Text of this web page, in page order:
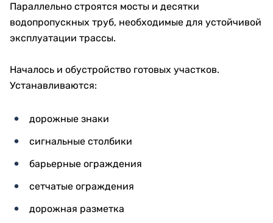
Параллельно строятся мосты и десятки
водопропускных труб, необходимые для устойчивой
эксплуатации трассы.
Началось и обустройство готовых участков.
Устанавливаются:
дорожные знаки
сигнальные столбики
барьерные ограждения
сетчатые ограждения
дорожная разметка